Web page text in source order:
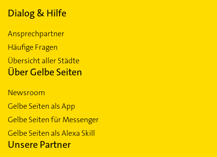
Dialog & Hilfe
Ansprechpartner
Häufige Fragen
Übersicht aller Städte
Über Gelbe Seiten
Newsroom
Gelbe Seiten als App
Gelbe Seiten für Messenger
Gelbe Seiten als Alexa Skill
Unsere Partner